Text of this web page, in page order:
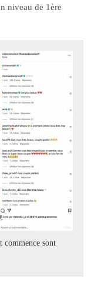
niveau de 1ère
commence sont